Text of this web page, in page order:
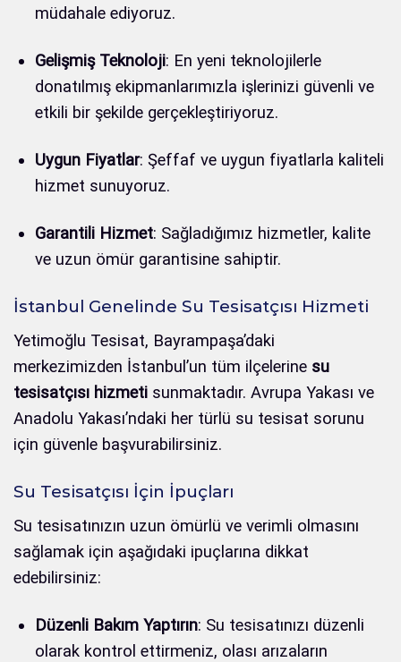
müdahale ediyoruz.
Gelişmiş Teknoloji: En yeni teknolojilerle
donatılmış ekipmanlarımızla işlerinizi güvenli ve
etkili bir şekilde gerçekleştiriyoruz.
Uygun Fiyatlar: Şeffaf ve uygun fiyatlarla kaliteli
hizmet sunuyoruz.
Garantili Hizmet: Sağladığımız hizmetler, kalite
ve uzun ömür garantisine sahiptir.
İstanbul Genelinde Su Tesisatçısı Hizmeti
Yetimoğlu Tesisat, Bayrampaşa’daki
merkezimizden İstanbul’un tüm ilçelerine su
tesisatçısı hizmeti sunmaktadır. Avrupa Yakası ve
Anadolu Yakası’ndaki her türlü su tesisat sorunu
için güvenle başvurabilirsiniz.
Su Tesisatçısı İçin İpuçları
Su tesisatınızın uzun ömürlü ve verimli olmasını
sağlamak için aşağıdaki ipuçlarına dikkat
edebilirsiniz:
Düzenli Bakım Yaptırın: Su tesisatınızı düzenli
olarak kontrol ettirmeniz, olası arızaların